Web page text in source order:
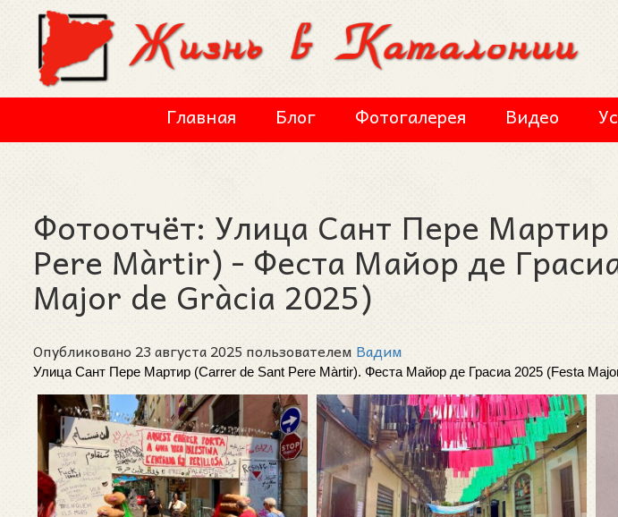
Перейти к основному содержанию
Главная Блог Фотогалерея Видео
Фотоотчёт: Улица Сант Пере
Pere Màrtir) - Феста Майор де
Major de Gràcia 2025)
Опубликовано 23 августа 2025 пользователем Вадим
Улица Сант Пере Мартир (Carrer de Sant Pere Màrtir). Феста Майор де Грасиа 2025 (Festa